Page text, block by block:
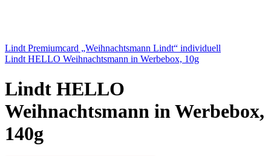
Lindt Premiumcard „Weihnachtsmann Lindt“ individuell
Lindt HELLO Weihnachtsmann in Werbebox, 10g
Lindt HELLO
Weihnachtsmann in Werbebox,
140g